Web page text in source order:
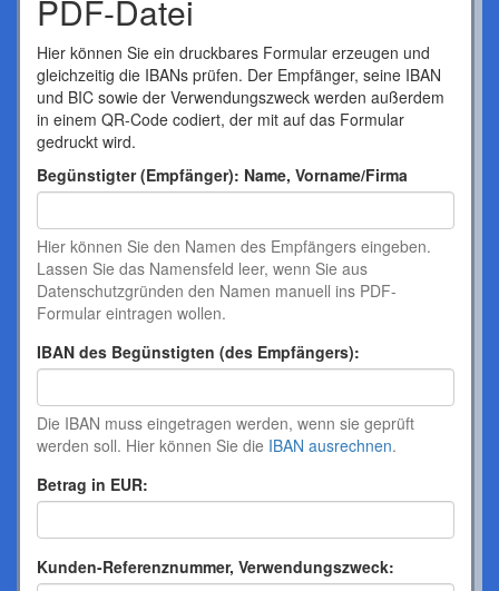
PDF-Datei
Hier können Sie ein druckbares Formular erzeugen und
gleichzeitig die IBANs prüfen. Der Empfänger, seine IBAN
und BIC sowie der Verwendungszweck werden außerdem
in einem QR-Code codiert, der mit auf das Formular
gedruckt wird.
Begünstigter (Empfänger): Name, Vorname/Firma
Hier können Sie den Namen des Empfängers eingeben.
Lassen Sie das Namensfeld leer, wenn Sie aus
Datenschutzgründen den Namen manuell ins PDF-
Formular eintragen wollen.
IBAN des Begünstigten (des Empfängers):
Die IBAN muss eingetragen werden, wenn sie geprüft
werden soll. Hier können Sie die IBAN ausrechnen.
Betrag in EUR:
Kunden-Referenznummer, Verwendungszweck: